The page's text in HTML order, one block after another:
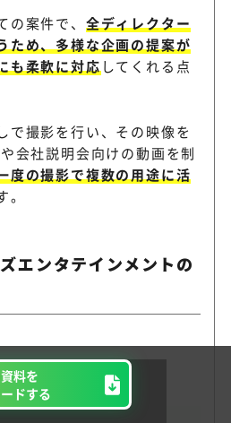
料を
ドする
案件で、 全ディレクター
ため、多様な企画の提案が
も柔軟に対応 してくれる点
で撮影を行い、その映像を
会社説明会向けの動画を制
度の撮影で複数の用途に活
エンタテインメントの
力が伝わる